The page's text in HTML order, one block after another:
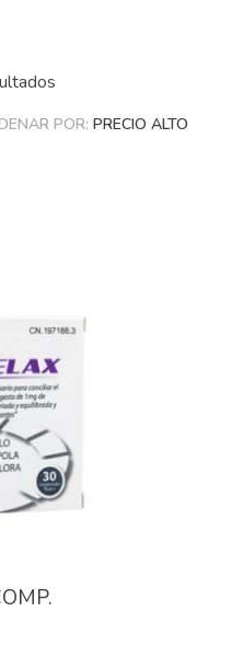
POR: PRECIO ALTO